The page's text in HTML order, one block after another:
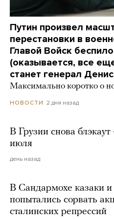
Путин произвел
перестановки в
Главой Войск
(оказывается, все
станет генерал
Максимально коротко о
НОВОСТИ 2 дня назад
В Грузии снова
июля
день назад
В Сандармохе казаки и
попытались сорвать
сталинских репрессий